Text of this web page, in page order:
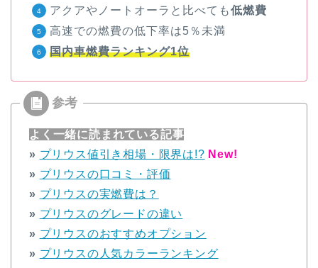
アクアやノートオーラと比べても低燃費
高速での燃費の低下率は5％未満
国内車燃費ランキング1位
よく一緒に読まれている記事
» プリウス値引き相場・限界は!? New!
» プリウスの口コミ・評価
» プリウスの実燃費は？
» プリウスのグレードの違い
» プリウスのおすすめオプション
» プリウスの人気カラーランキング